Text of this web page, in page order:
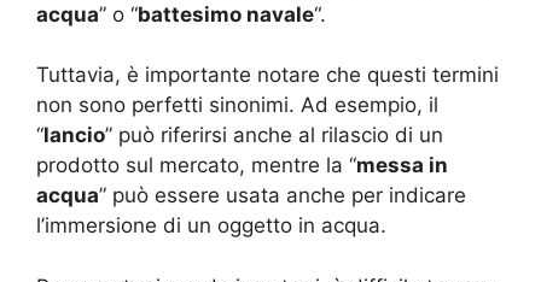
acqua” o “battesimo navale“.
Tuttavia, è importante notare che questi termini
non sono perfetti sinonimi. Ad esempio, il
“lancio” può riferirsi anche al rilascio di un
prodotto sul mercato, mentre la “messa in
acqua” può essere usata anche per indicare
l’immersione di un oggetto in acqua.